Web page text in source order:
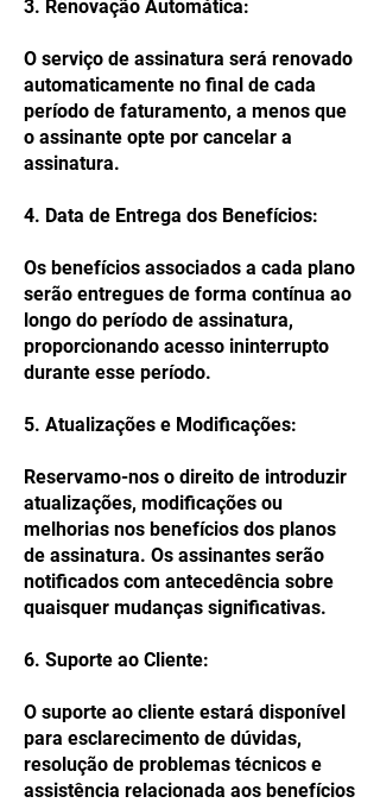
3. Renovação Automática:
O serviço de assinatura será renovado
automaticamente no final de cada
período de faturamento, a menos que
o assinante opte por cancelar a
assinatura.
4. Data de Entrega dos Benefícios:
Os benefícios associados a cada plano
serão entregues de forma contínua ao
longo do período de assinatura,
proporcionando acesso ininterrupto
durante esse período.
5. Atualizações e Modificações:
Reservamo-nos o direito de introduzir
atualizações, modificações ou
melhorias nos benefícios dos planos
de assinatura. Os assinantes serão
notificados com antecedência sobre
quaisquer mudanças significativas.
6. Suporte ao Cliente:
O suporte ao cliente estará disponível
para esclarecimento de dúvidas,
resolução de problemas técnicos e
assistência relacionada aos benefícios